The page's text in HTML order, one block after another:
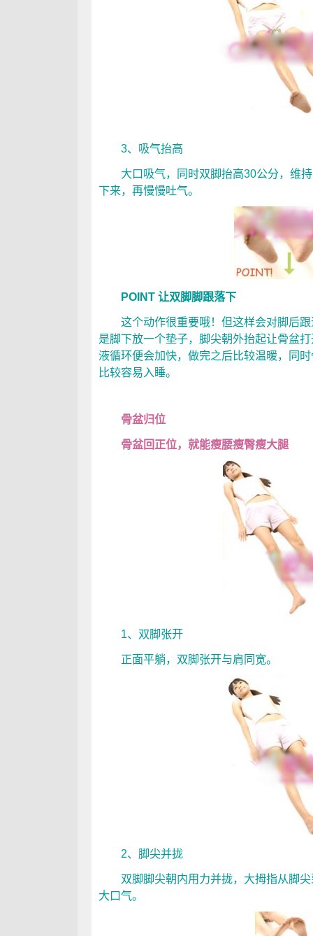
3、吸气抬高
大口吸气，同时双脚抬高30公分，维持
下来，再慢慢吐气。
POINT 让双脚脚跟落下
这个动作很重要哦！但这样会对脚后跟
是脚下放一个垫子，脚尖朝外抬起让骨盆
液循环便会加快，做完之后比较温暖，同
比较容易入睡。
骨盆归位
骨盆回正位，就能瘦腰瘦臀瘦大腿
1、双脚张开
正面平躺，双脚张开与肩同宽。
2、脚尖并拢
双脚脚尖朝内用力并拢，大拇指从脚尖
大口气。